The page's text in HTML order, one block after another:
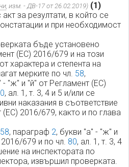
, изм. - ДВ-17 от 26.02.2019) (1)
за резултати, в който се
и при необходимост
бъде установено
(ЕС) 2016/679 и на този
характера и степента на
мерките по чл. 58,
- "ж" и "й" от Регламент (ЕС)
, ал. 1, т. 3, 4 и 5 и/или се
наказания в съответствие
(ЕС) 2016/679, както и по глава
58, параграф 2, букви "а" - "ж" и
679 и по чл. 80, ал. 1, т. 3, 4
на инспектората по
извършил проверката.